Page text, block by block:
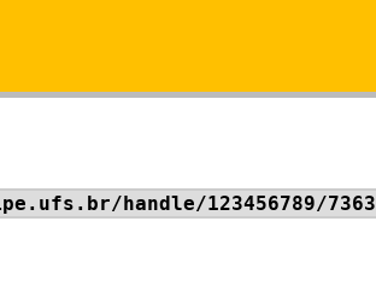
handle/123456789/7363